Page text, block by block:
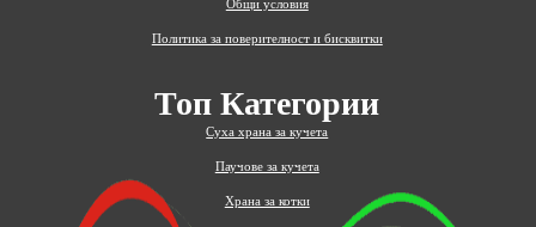
Общи условия
Политика за поверителност и бисквитки
Топ Категории
Суха храна за кучета
Паучове за кучета
Храна за котки